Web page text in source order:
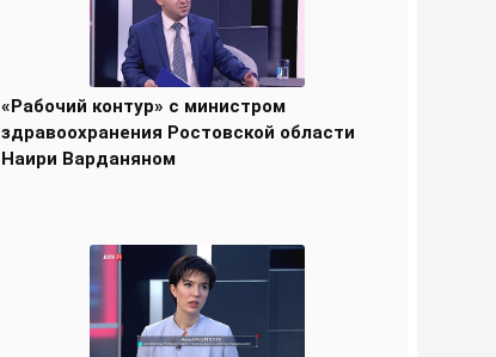
«Рабочий контур» с министром
здравоохранения Ростовской области
Наири Варданяном